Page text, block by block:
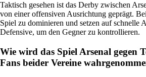
Taktisch gesehen ist das Derby zwischen
von einer offensiven Ausrichtung geprägt.
Spiel zu dominieren und setzen auf schnelle
Defensive, um den Gegner zu kontrollieren.
Wie wird das Spiel Arsenal gegen
Fans beider Vereine